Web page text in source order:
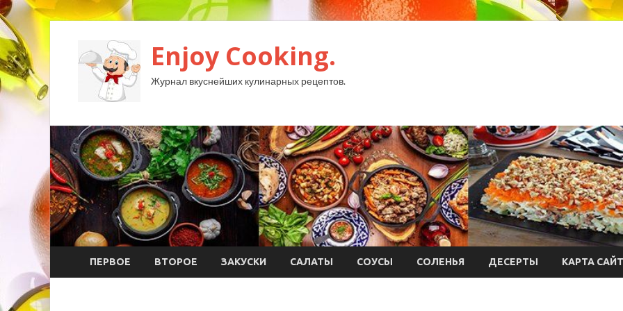
Enjoy Cooking.
Журнал вкуснейших кулинарных рецептов.
ПЕРВОЕ ВТОРОЕ ЗАКУСКИ САЛАТЫ СОУСЫ СОЛЕНЬЯ ДЕСЕРТЫ КАРТА